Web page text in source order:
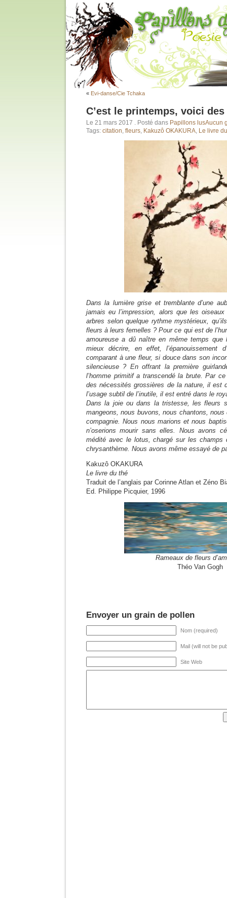
« Evi-danse/Cie Tchaka
C’est le printemps, voici
Le 21 mars 2017 . Posté dans Papillons lusAucun
Tags: citation, fleurs, Kakuzô OKAKURA, Le livre
Dans la lumière grise et tremblante d’une
jamais eu l’impression, alors que les
arbres selon quelque rythme mystérieux,
fleurs à leurs femelles ? Pour ce qui est de
amoureuse a dû naître en même temps que
mieux décrire, en effet, l’épanouissement
comparant à une fleur, si douce dans son
silencieuse ? En offrant la première
l’homme primitif a transcendé la brute. Par
des nécessités grossières de la nature, il est
l’usage subtil de l’inutile, il est entré dans le
Dans la joie ou dans la tristesse, les fleurs
mangeons, nous buvons, nous chantons,
compagnie. Nous nous marions et nous
n’oserions mourir sans elles. Nous avons
médité avec le lotus, chargé sur les
chrysanthème. Nous avons même essayé de
Kakuzô OKAKURA
Le livre du thé
Traduit de l’anglais par Corinne Atlan et Zéno
Ed. Philippe Picquier, 1996
Rameaux de fleurs
Théo Van Gogh
Envoyer un grain de pollen
Nom (required)
Mail (will not be
Site Web